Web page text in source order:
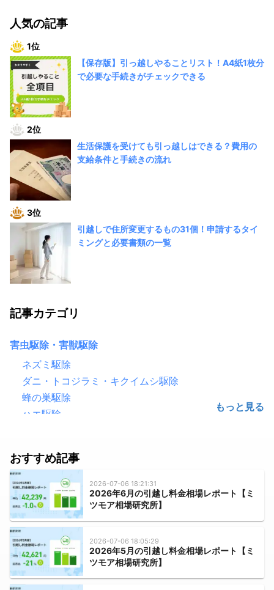
人気の記事
1位
【保存版】引っ越しやることリスト！A4紙1枚分
で必要な手続きがチェックできる
2位
生活保護を受けても引っ越しはできる？費用の
支給条件と手続きの流れ
3位
引越しで住所変更するもの31個！申請するタイ
ミングと必要書類の一覧
記事カテゴリ
害虫駆除・害獣駆除
ネズミ駆除
ダニ・トコジラミ・キクイムシ駆除
蜂の巣駆除
ハエ駆除
シロアリ駆除
毛虫・チャドクガ駆除
コウモリ駆除
クモ駆除
ハクビシン・アライグマ・狸・イタチ駆除
ムカデ・ヤスデ・ゲジゲジ駆除
水のトラブル
おすすめ記事
2026-07-06 18:21:31
2026年6月の引越し料金相場レポート【ミ
ツモア相場研究所】
2026-07-06 18:05:29
2026年5月の引越し料金相場レポート【ミ
ツモア相場研究所】